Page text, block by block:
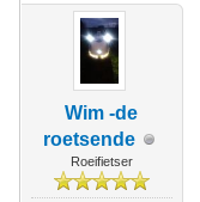
Wim -de
roetsende
Roeifietser